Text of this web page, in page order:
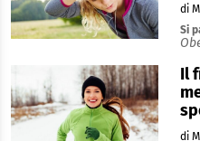
di
Si
Il
di